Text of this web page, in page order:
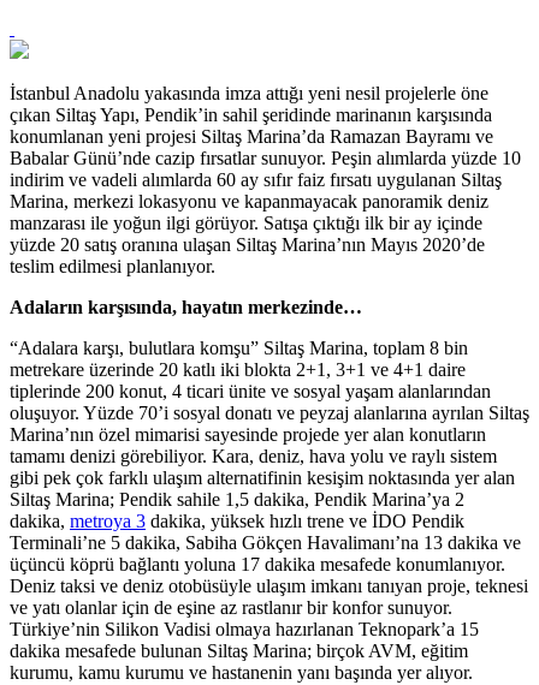
İstanbul Anadolu yakasında imza attığı yeni nesil projelerle öne
çıkan Siltaş Yapı, Pendik’in sahil şeridinde marinanın karşısında
konumlanan yeni projesi Siltaş Marina’da Ramazan Bayramı ve
Babalar Günü’nde cazip fırsatlar sunuyor. Peşin alımlarda yüzde 10
indirim ve vadeli alımlarda 60 ay sıfır faiz fırsatı uygulanan Siltaş
Marina, merkezi lokasyonu ve kapanmayacak panoramik deniz
manzarası ile yoğun ilgi görüyor. Satışa çıktığı ilk bir ay içinde
yüzde 20 satış oranına ulaşan Siltaş Marina’nın Mayıs 2020’de
teslim edilmesi planlanıyor.
Adaların karşısında, hayatın merkezinde…
“Adalara karşı, bulutlara komşu” Siltaş Marina, toplam 8 bin
metrekare üzerinde 20 katlı iki blokta 2+1, 3+1 ve 4+1 daire
tiplerinde 200 konut, 4 ticari ünite ve sosyal yaşam alanlarından
oluşuyor. Yüzde 70’i sosyal donatı ve peyzaj alanlarına ayrılan Siltaş
Marina’nın özel mimarisi sayesinde projede yer alan konutların
tamamı denizi görebiliyor. Kara, deniz, hava yolu ve raylı sistem
gibi pek çok farklı ulaşım alternatifinin kesişim noktasında yer alan
Siltaş Marina; Pendik sahile 1,5 dakika, Pendik Marina’ya 2
dakika, metroya 3 dakika, yüksek hızlı trene ve İDO Pendik
Terminali’ne 5 dakika, Sabiha Gökçen Havalimanı’na 13 dakika ve
üçüncü köprü bağlantı yoluna 17 dakika mesafede konumlanıyor.
Deniz taksi ve deniz otobüsüyle ulaşım imkanı tanıyan proje, teknesi
ve yatı olanlar için de eşine az rastlanır bir konfor sunuyor.
Türkiye’nin Silikon Vadisi olmaya hazırlanan Teknopark’a 15
dakika mesafede bulunan Siltaş Marina; birçok AVM, eğitim
kurumu, kamu kurumu ve hastanenin yanı başında yer alıyor.